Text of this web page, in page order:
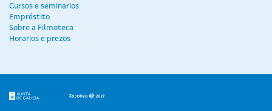
Cursos e seminarios
Empréstito
Sobre a Filmoteca
Horarios e prezos